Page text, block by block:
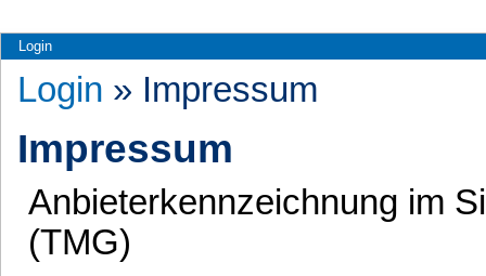
Login
Login » Impressum
Impressum
Anbieterkennzeichnung im
(TMG)